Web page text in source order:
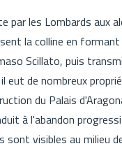
les Lombards aux
la colline en
Scillato, puis
eut de nombreux
du Palais
à l'abandon
sont visibles au milieu